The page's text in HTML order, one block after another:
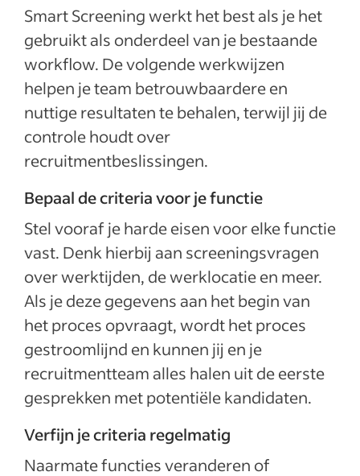
Smart Screening werkt het best als je het
gebruikt als onderdeel van je bestaande
workflow. De volgende werkwijzen
helpen je team betrouwbaardere en
nuttige resultaten te behalen, terwijl jij de
controle houdt over
recruitmentbeslissingen.
Bepaal de criteria voor je functie
Stel vooraf je harde eisen voor elke functie
vast. Denk hierbij aan screeningsvragen
over werktijden, de werklocatie en meer.
Als je deze gegevens aan het begin van
het proces opvraagt, wordt het proces
gestroomlijnd en kunnen jij en je
recruitmentteam alles halen uit de eerste
gesprekken met potentiële kandidaten.
Verfijn je criteria regelmatig
Naarmate functies veranderen of